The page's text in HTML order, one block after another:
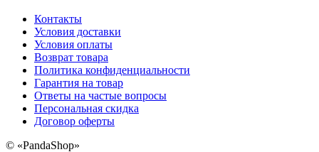
Контакты
Условия доставки
Условия оплаты
Возврат товара
Политика конфиденциальности
Гарантия на товар
Ответы на частые вопросы
Персональная скидка
Договор оферты
© «PandaShop»